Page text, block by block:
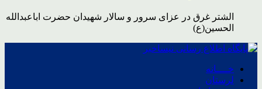
الشتر غرق در عزای سرور و سالار شهیدان حضرت اباعبدالله
الحسین(ع)
خــــانه
لرستان